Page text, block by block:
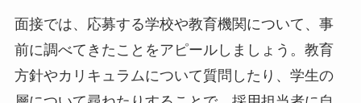
面接では、応募する学校や教育機関について、事
前に調べてきたことをアピールしましょう。教育
方針やカリキュラムについて質問したり、学生の